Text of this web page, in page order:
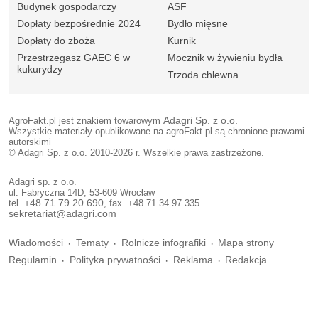
Budynek gospodarczy
Dopłaty bezpośrednie 2024
Dopłaty do zboża
Przestrzegasz GAEC 6 w
kukurydzy
ASF
Bydło mięsne
Kurnik
Mocznik w żywieniu bydła
Trzoda chlewna
AgroFakt.pl jest znakiem towarowym Adagri Sp. z o.o.
Wszystkie materiały opublikowane na agroFakt.pl są chronione prawami
autorskimi
© Adagri Sp. z o.o. 2010-2026 r. Wszelkie prawa zastrzeżone.
Adagri sp. z o.o.
ul. Fabryczna 14D, 53-609 Wrocław
tel. +48 71 79 20 690 , fax. +48 71 34 97 335
sekretariat@adagri.com
Wiadomości Tematy Rolnicze infografiki
Mapa strony
Regulamin
Polityka prywatności Reklama Redakcja